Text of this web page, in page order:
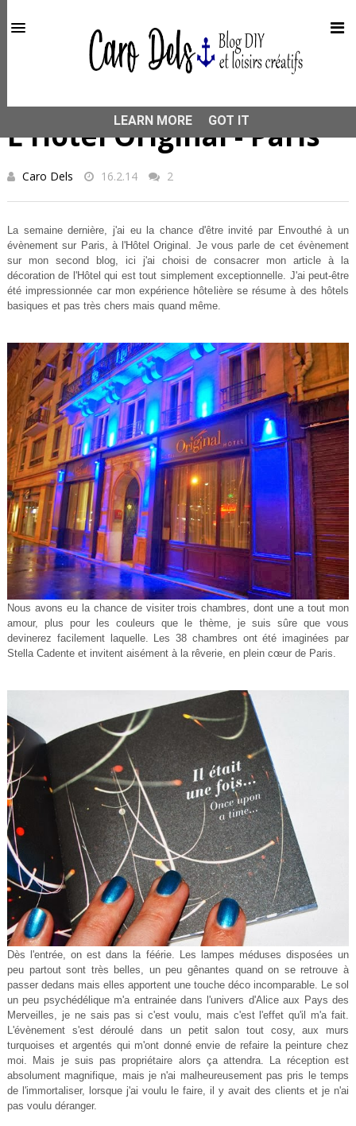
L'Hôtel Original - Paris
Caro Dels 16.2.14 2
La semaine dernière, j'ai eu la chance d'être invité par Envouthé à un
évènement sur Paris, à l'Hôtel Original. Je vous parle de cet évènement
sur mon second blog, ici j'ai choisi de consacrer mon article à la
décoration de l'Hôtel qui est tout simplement exceptionnelle. J'ai peut-être
été impressionnée car mon expérience hôtelière se résume à des hôtels
basiques et pas très chers mais quand même.
Nous avons eu la chance de visiter trois chambres, dont une a tout mon
amour, plus pour les couleurs que le thème, je suis sûre que vous
devinerez facilement laquelle. Les 38 chambres ont été imaginées par
Stella Cadente et invitent aisément à la rêverie, en plein cœur de Paris.
Dès l'entrée, on est dans la féérie. Les lampes méduses disposées un
peu partout sont très belles, un peu gênantes quand on se retrouve à
passer dedans mais elles apportent une touche déco incomparable. Le sol
un peu psychédélique m'a entrainée dans l'univers d'Alice aux Pays des
Merveilles, je ne sais pas si c'est voulu, mais c'est l'effet qu'il m'a fait.
L'évènement s'est déroulé dans un petit salon tout cosy, aux murs
turquoises et argentés qui m'ont donné envie de refaire la peinture chez
moi. Mais je suis pas propriétaire alors ça attendra. La réception est
absolument magnifique, mais je n'ai malheureusement pas pris le temps
de l'immortaliser, lorsque j'ai voulu le faire, il y avait des clients et je n'ai
pas voulu déranger.
This site uses cookies from Google to deliver its services
and to analyze traffic. Your IP address and user-agent are
shared with Google along with performance and security
metrics to ensure quality of service, generate usage
LEARN MORE
GOT IT